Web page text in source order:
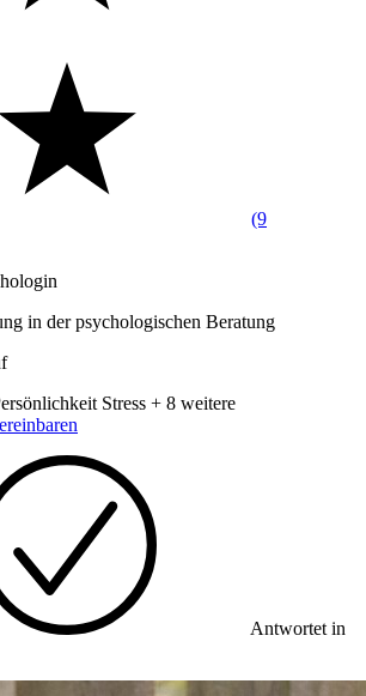
(9
in der psychologischen Beratung
Stress + 8 weitere
Antwortet in